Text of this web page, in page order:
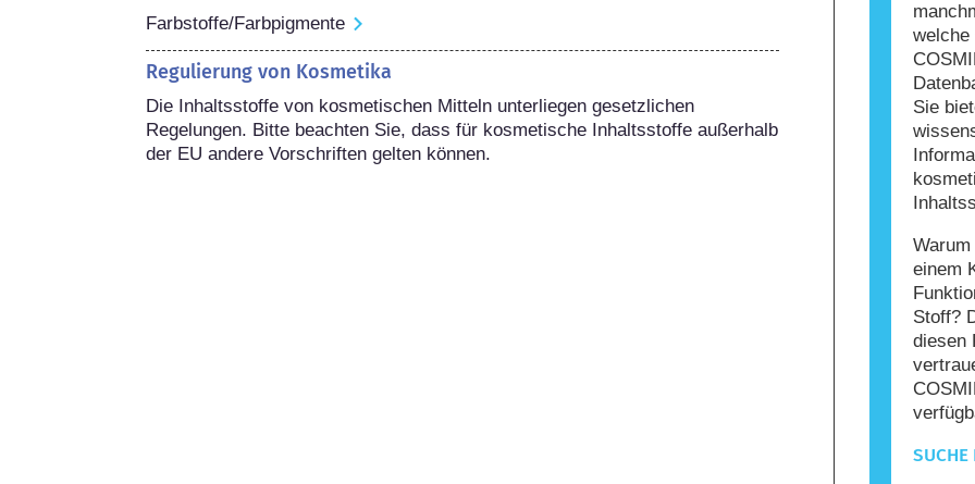
Farbstoffe/Farbpigmente
Regulierung von Kosmetika
Die Inhaltsstoffe von kosmetischen Mitteln unterliegen gesetzlichen
Regelungen. Bitte beachten Sie, dass für kosmetische Inhaltsstoffe außerhalb
der EU andere Vorschriften gelten können.
welche
Sie
einem
Stoff?
diesen
SUCHE